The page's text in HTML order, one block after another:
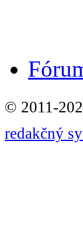
© 2011-
redakčný